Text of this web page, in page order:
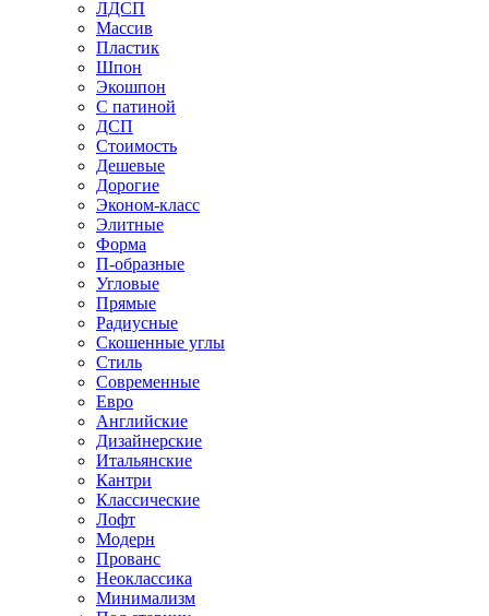
ЛДСП
Массив
Пластик
Шпон
Экошпон
С патиной
ДСП
Стоимость
Дешевые
Дорогие
Эконом-класс
Элитные
Форма
П-образные
Угловые
Прямые
Радиусные
Скошенные углы
Стиль
Современные
Евро
Английские
Дизайнерские
Итальянские
Кантри
Классические
Лофт
Модерн
Прованс
Неоклассика
Минимализм